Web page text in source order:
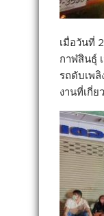
เมื่อวันที่
กาฬสินธุ์
รถดับเพ
งานที่เกี่